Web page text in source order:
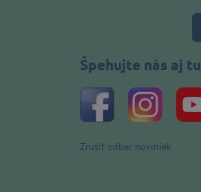
Špehujte nás aj tu
Zrušiť odber noviniek